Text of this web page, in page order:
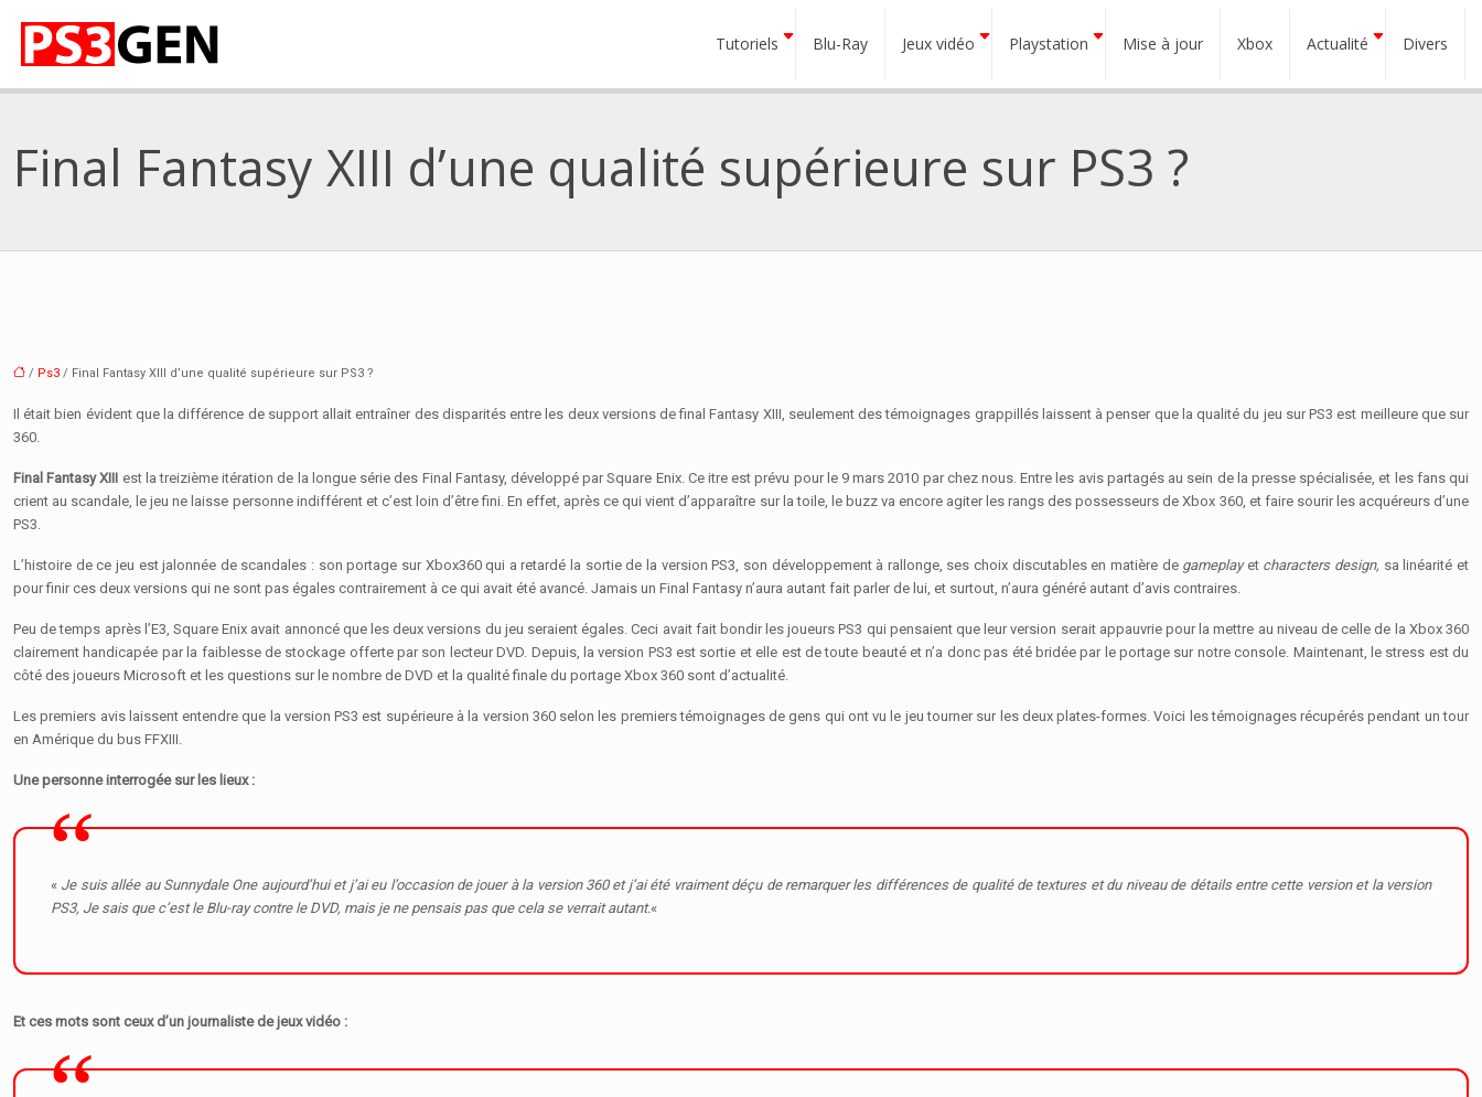
Tutoriels Blu-Ray Jeux vidéo Playstation Mise à jour Xbox Actualité Divers
Final Fantasy XIII d’une qualité supérieure sur PS3 ?
/ Ps3 / Final Fantasy XIII d’une qualité supérieure sur PS3 ?
Il était bien évident que la différence de support allait entraîner des disparités entre les deux versions de final Fantasy XIII, seulement des témoignages grappillés laissent à penser que la qualité du jeu sur PS3 est meilleure que sur
360.
Final Fantasy XIII est la treizième itération de la longue série des Final Fantasy, développé par Square Enix. Ce itre est prévu pour le 9 mars 2010 par chez nous. Entre les avis partagés au sein de la presse spécialisée, et les fans qui
crient au scandale, le jeu ne laisse personne indifférent et c’est loin d’être fini. En effet, après ce qui vient d’apparaître sur la toile, le buzz va encore agiter les rangs des possesseurs de Xbox 360, et faire sourir les acquéreurs d’une
PS3.
L’histoire de ce jeu est jalonnée de scandales : son portage sur Xbox360 qui a retardé la sortie de la version PS3, son développement à rallonge, ses choix discutables en matière de gameplayet characters design, sa linéarité et
pour finir ces deux versions qui ne sont pas égales contrairement à ce qui avait été avancé. Jamais un Final Fantasy n’aura autant fait parler de lui, et surtout, n’aura généré autant d’avis contraires.
Peu de temps après l’E3, Square Enix avait annoncé que les deux versions du jeu seraient égales. Ceci avait fait bondir les joueurs PS3 qui pensaient que leur version serait appauvrie pour la mettre au niveau de celle de la Xbox 360
clairement handicapée par la faiblesse de stockage offerte par son lecteur DVD. Depuis, la version PS3 est sortie et elle est de toute beauté et n’a donc pas été bridée par le portage sur notre console. Maintenant, le stress est du
côté des joueurs Microsoft et les questions sur le nombre de DVD et la qualité finale du portage Xbox 360 sont d’actualité.
Les premiers avis laissent entendre que la version PS3 est supérieure à la version 360 selon les premiers témoignages de gens qui ont vu le jeu tourner sur les deux plates-formes. Voici les témoignages récupérés pendant un tour
en Amérique du bus FFXIII.
Une personne interrogée sur les lieux :
« Je suis allée au Sunnydale One aujourd’hui et j’ai eu l’occasion de jouer à la version 360 et j’ai été vraiment déçu de remarquer les différences de qualité de textures et du niveau de détails entre cette version et la version
PS3, Je sais que c’est le Blu-ray contre le DVD, mais je ne pensais pas que cela se verrait autant.«
Et ces mots sont ceux d’un journaliste de jeux vidéo :